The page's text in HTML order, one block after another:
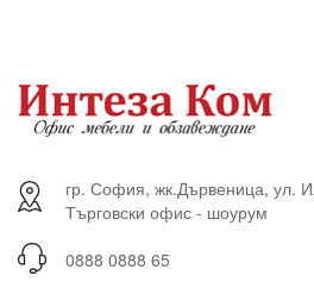
гр. София, жк.Дървеница, ул.
Търговски офис - шоурум
0888 0888 65